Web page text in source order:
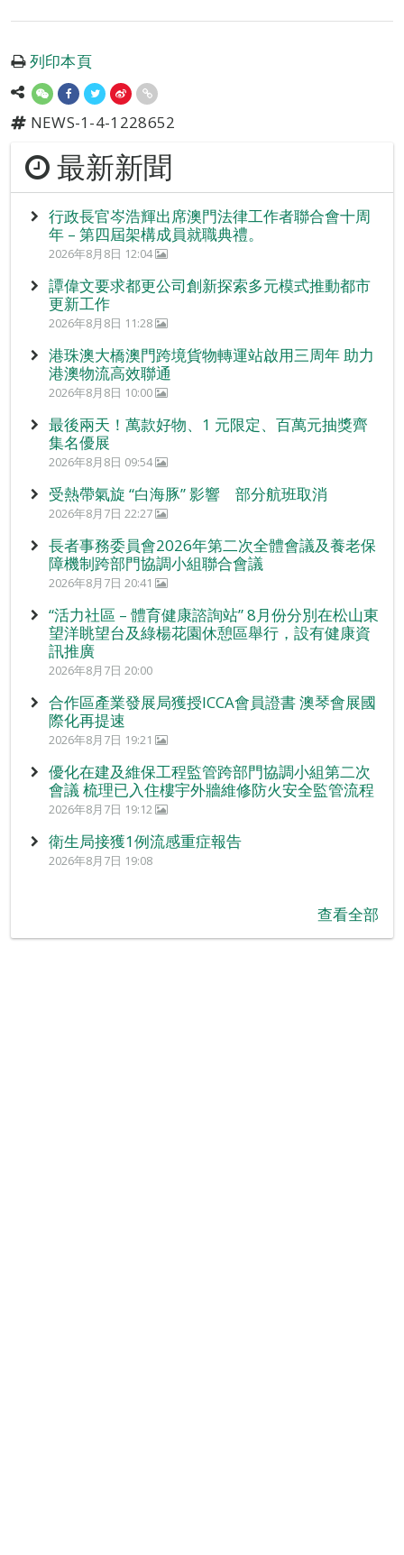
列印本頁
NEWS-1-4-1228652
最新新聞
行政長官岑浩輝出席澳門法律工作者聯合會十周
年 – 第四屆架構成員就職典禮。
2026年8月8日 12:04
譚偉文要求都更公司創新探索多元模式推動都市
更新工作
2026年8月8日 11:28
港珠澳大橋澳門跨境貨物轉運站啟用三周年 助力
港澳物流高效聯通
2026年8月8日 10:00
最後兩天！萬款好物、1 元限定、百萬元抽獎齊
集名優展
2026年8月8日 09:54
受熱帶氣旋 “白海豚” 影響 部分航班取消
2026年8月7日 22:27
長者事務委員會2026年第二次全體會議及養老保
障機制跨部門協調小組聯合會議
2026年8月7日 20:41
“活力社區 – 體育健康諮詢站” 8月份分別在松山東
望洋眺望台及綠楊花園休憩區舉行，設有健康資
訊推廣
2026年8月7日 20:00
合作區產業發展局獲授ICCA會員證書 澳琴會展國
際化再提速
2026年8月7日 19:21
優化在建及維保工程監管跨部門協調小組第二次
會議 梳理已入住樓宇外牆維修防火安全監管流程
2026年8月7日 19:12
衛生局接獲1例流感重症報告
2026年8月7日 19:08
查看全部